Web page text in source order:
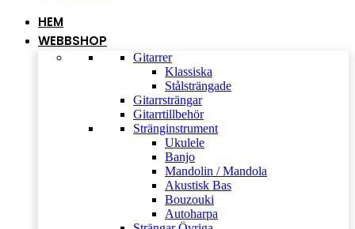
HEM
WEBBSHOP
Gitarrer
Klassiska
Stålsträngade
Gitarrsträngar
Gitarrtillbehör
Stränginstrument
Ukulele
Banjo
Mandolin / Mandola
Akustisk Bas
Bouzouki
Autoharpa